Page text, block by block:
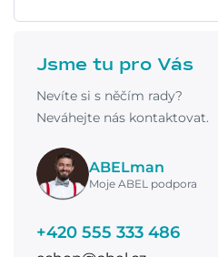
Jsme tu pro Vás
Nevíte si s něčím rady?
Neváhejte nás kontaktovat.
ABELman
Moje ABEL podpora
+420 555 333 486